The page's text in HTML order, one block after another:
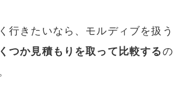
行きたいなら、モルディブを扱う
つか見積もりを取って比較するの